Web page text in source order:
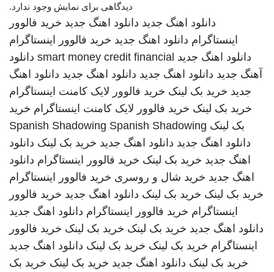
دیدگاهی برای نمایش وجود ندارد.
دانلود اهنگ جدید دانلود اهنگ جدید خرید فالوور
اینستاگرام دانلود اهنگ جدید خرید فالوور اینستاگرام
دانلود اهنگ جدید smart money credit financial دانلود
آهنگ جدید دانلود اهنگ جدید دانلود اهنگ جدید دانلود اهنگ
جدید خرید بک لینک خرید فالوور لایک کامنت اینستاگرام
خرید بک لینک خرید فالوور لایک کامنت اینستاگرام خرید
بک لینک
Spanish Shadowing Spanish Shadowing
دانلود اهنگ جدید دانلود اهنگ جدید خرید بک لینک دانلود
اهنگ جدید خرید بک لینک خرید فالوور اینستاگرام دانلود
اهنگ جدید خرید شال و روسری خرید فالوور اینستاگرام
خرید بک لینک خرید بک لینک دانلود اهنگ جدید خرید فالوور
اینستاگرام خرید فالوور اینستاگرام دانلود اهنگ جدید
دانلود اهنگ جدید خرید بک لینک خرید بک لینک خرید فالوور
اینستاگرام خرید بک لینک خرید بک لینک دانلود اهنگ جدید
خرید بک لینک دانلود اهنگ جدید خرید بک لینک خرید بک